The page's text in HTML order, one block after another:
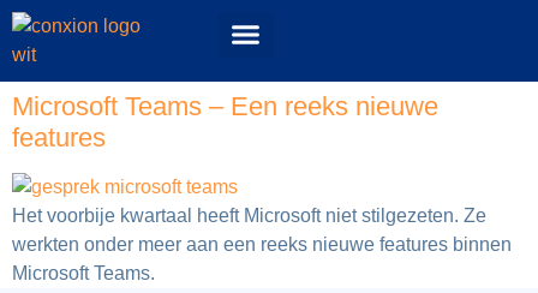
Microsoft Teams – Een reeks nieuwe
features
Het voorbije kwartaal heeft Microsoft niet stilgezeten. Ze
werkten onder meer aan een reeks nieuwe features binnen
Microsoft Teams.